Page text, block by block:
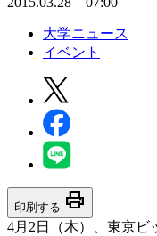
大学ニュース
イベント
印刷する print
4月2日（木）、東京ビ